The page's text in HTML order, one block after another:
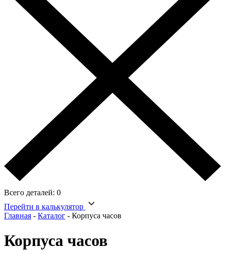
Всего деталей: 0
Перейти в калькулятор
Главная - Каталог - Корпуса часов
Корпуса часов